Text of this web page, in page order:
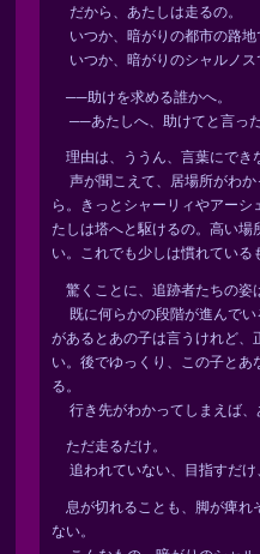
だから、あたしは走るの。
いつか、暗がりの都市の路地
いつか、暗がりのシャルノス
──助けを求める誰かへ。
──あたしへ、助けてと言った
理由は、ううん、言葉にでき
声が聞こえて、居場所がわか
ら。きっとシャーリィやアー
たしは塔へと駆けるの。高い場
い。これでも少しは慣れている
驚くことに、追跡者たちの姿
既に何らかの段階が進んでい
があるとあの子は言うけれど、
い。後でゆっくり、この子と
る。
行き先がわかってしまえば、
ただ走るだけ。
追われていない、目指すだけ
息が切れることも、脚が痺れ
ない。